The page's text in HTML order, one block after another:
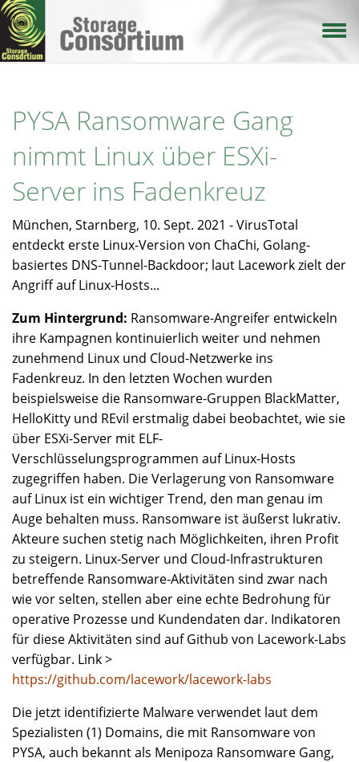
Direkt
zum
Inhalt
PYSA Ransomware Gang
nimmt Linux über ESXi-
Server ins Fadenkreuz
München, Starnberg, 10. Sept. 2021 - VirusTotal
entdeckt erste Linux-Version von ChaChi, Golang-
basiertes DNS-Tunnel-Backdoor; laut Lacework zielt der
Angriff auf Linux-Hosts...
Zum Hintergrund: Ransomware-Angreifer entwickeln
ihre Kampagnen kontinuierlich weiter und nehmen
zunehmend Linux und Cloud-Netzwerke ins
Fadenkreuz. In den letzten Wochen wurden
beispielsweise die Ransomware-Gruppen BlackMatter,
HelloKitty und REvil erstmalig dabei beobachtet, wie sie
über ESXi-Server mit ELF-
Verschlüsselungsprogrammen auf Linux-Hosts
zugegriffen haben. Die Verlagerung von Ransomware
auf Linux ist ein wichtiger Trend, den man genau im
Auge behalten muss. Ransomware ist äußerst lukrativ.
Akteure suchen stetig nach Möglichkeiten, ihren Profit
zu steigern. Linux-Server und Cloud-Infrastrukturen
betreffende Ransomware-Aktivitäten sind zwar nach
wie vor selten, stellen aber eine echte Bedrohung für
operative Prozesse und Kundendaten dar. Indikatoren
für diese Aktivitäten sind auf Github von Lacework-Labs
verfügbar. Link >
https://github.com/lacework/lacework-labs
Die jetzt identifizierte Malware verwendet laut dem
Spezialisten (1) Domains, die mit Ransomware von
PYSA, auch bekannt als Menipoza Ransomware Gang,